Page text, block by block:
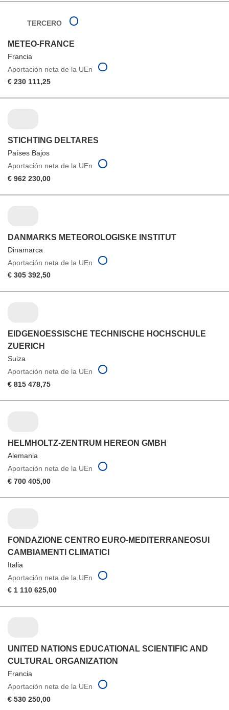
TERCERO
METEO-FRANCE
Francia
Aportación neta de la UEn
€ 230 111,25
STICHTING DELTARES
Países Bajos
Aportación neta de la UEn
€ 962 230,00
DANMARKS METEOROLOGISKE INSTITUT
Dinamarca
Aportación neta de la UEn
€ 305 392,50
EIDGENOESSISCHE TECHNISCHE HOCHSCHULE
ZUERICH
Suiza
Aportación neta de la UEn
€ 815 478,75
HELMHOLTZ-ZENTRUM HEREON GMBH
Alemania
Aportación neta de la UEn
€ 700 405,00
FONDAZIONE CENTRO EURO-MEDITERRANEOSUI
CAMBIAMENTI CLIMATICI
Italia
Aportación neta de la UEn
€ 1 110 625,00
UNITED NATIONS EDUCATIONAL SCIENTIFIC AND
CULTURAL ORGANIZATION
Francia
Aportación neta de la UEn
€ 530 250,00